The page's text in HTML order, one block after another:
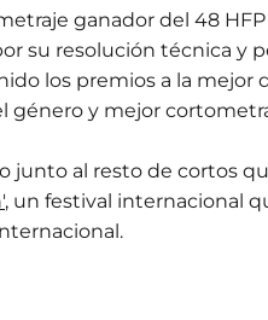
ganador del 48
su resolución técnica y
los premios a la mejor
género y mejor
junto al resto de cortos
, un festival internacional